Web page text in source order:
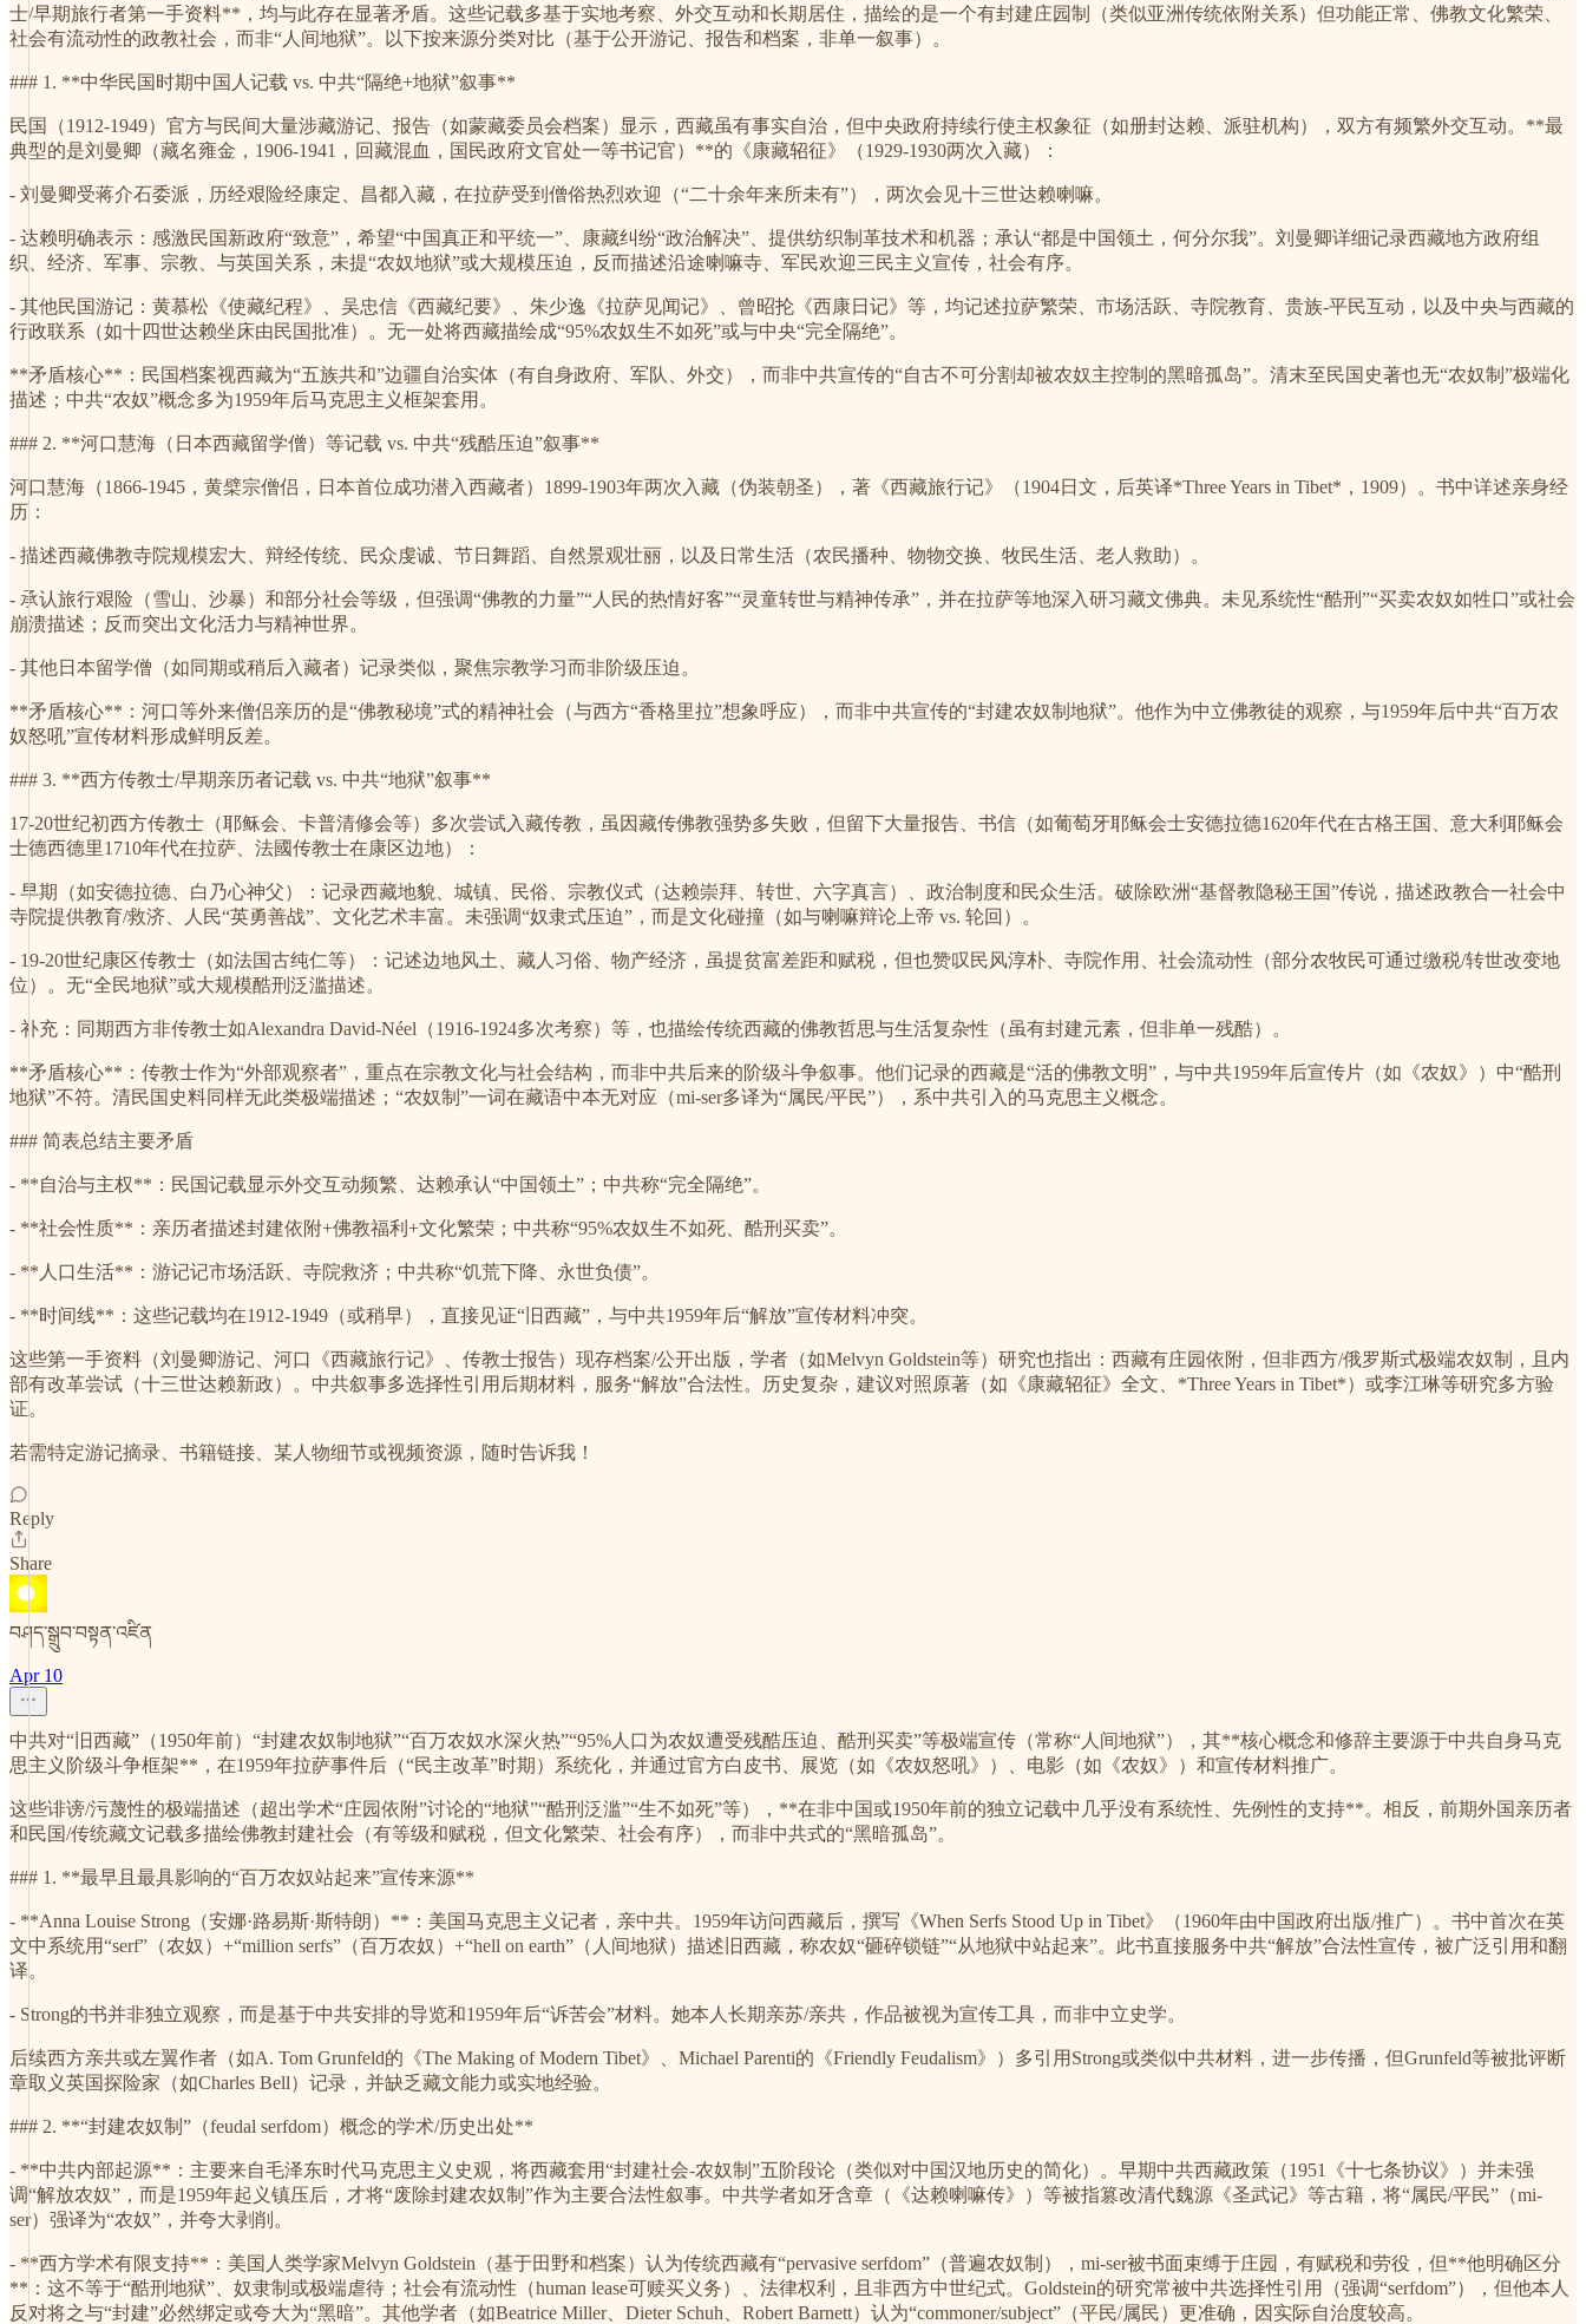
士/早期旅行者第一手资料**，均与此存在显著矛盾。这些记载多基于实地考察、外交互动和长期居住，描绘的是一个有封建庄园制（类似亚洲传统依附关系）但功能正常、佛教文化繁荣、
社会有流动性的政教社会，而非“人间地狱”。以下按来源分类对比（基于公开游记、报告和档案，非单一叙事）。
### 1. **中华民国时期中国人记载 vs. 中共“隔绝+地狱”叙事**
民国（1912-1949）官方与民间大量涉藏游记、报告（如蒙藏委员会档案）显示，西藏虽有事实自治，但中央政府持续行使主权象征（如册封达赖、派驻机构），双方有频繁外交互动。**最
典型的是刘曼卿（藏名雍金，1906-1941，回藏混血，国民政府文官处一等书记官）**的《康藏轺征》（1929-1930两次入藏）：
- 刘曼卿受蒋介石委派，历经艰险经康定、昌都入藏，在拉萨受到僧俗热烈欢迎（“二十余年来所未有”），两次会见十三世达赖喇嘛。
- 达赖明确表示：感激民国新政府“致意”，希望“中国真正和平统一”、康藏纠纷“政治解决”、提供纺织制革技术和机器；承认“都是中国领土，何分尔我”。刘曼卿详细记录西藏地方政府组
织、经济、军事、宗教、与英国关系，未提“农奴地狱”或大规模压迫，反而描述沿途喇嘛寺、军民欢迎三民主义宣传，社会有序。
- 其他民国游记：黄慕松《使藏纪程》、吴忠信《西藏纪要》、朱少逸《拉萨见闻记》、曾昭抡《西康日记》等，均记述拉萨繁荣、市场活跃、寺院教育、贵族-平民互动，以及中央与西藏的
行政联系（如十四世达赖坐床由民国批准）。无一处将西藏描绘成“95%农奴生不如死”或与中央“完全隔绝”。
**矛盾核心**：民国档案视西藏为“五族共和”边疆自治实体（有自身政府、军队、外交），而非中共宣传的“自古不可分割却被农奴主控制的黑暗孤岛”。清末至民国史著也无“农奴制”极端化
描述；中共“农奴”概念多为1959年后马克思主义框架套用。
### 2. **河口慧海（日本西藏留学僧）等记载 vs. 中共“残酷压迫”叙事**
河口慧海（1866-1945，黄檗宗僧侣，日本首位成功潜入西藏者）1899-1903年两次入藏（伪装朝圣），著《西藏旅行记》（1904日文，后英译*Three Years in Tibet*，1909）。书中详述亲身经
历：
- 描述西藏佛教寺院规模宏大、辩经传统、民众虔诚、节日舞蹈、自然景观壮丽，以及日常生活（农民播种、物物交换、牧民生活、老人救助）。
- 承认旅行艰险（雪山、沙暴）和部分社会等级，但强调“佛教的力量”“人民的热情好客”“灵童转世与精神传承”，并在拉萨等地深入研习藏文佛典。未见系统性“酷刑”“买卖农奴如牲口”或社会
崩溃描述；反而突出文化活力与精神世界。
- 其他日本留学僧（如同期或稍后入藏者）记录类似，聚焦宗教学习而非阶级压迫。
**矛盾核心**：河口等外来僧侣亲历的是“佛教秘境”式的精神社会（与西方“香格里拉”想象呼应），而非中共宣传的“封建农奴制地狱”。他作为中立佛教徒的观察，与1959年后中共“百万农
奴怒吼”宣传材料形成鲜明反差。
### 3. **西方传教士/早期亲历者记载 vs. 中共“地狱”叙事**
17-20世纪初西方传教士（耶稣会、卡普清修会等）多次尝试入藏传教，虽因藏传佛教强势多失败，但留下大量报告、书信（如葡萄牙耶稣会士安德拉德1620年代在古格王国、意大利耶稣会
士德西德里1710年代在拉萨、法國传教士在康区边地）：
- 早期（如安德拉德、白乃心神父）：记录西藏地貌、城镇、民俗、宗教仪式（达赖崇拜、转世、六字真言）、政治制度和民众生活。破除欧洲“基督教隐秘王国”传说，描述政教合一社会中
寺院提供教育/救济、人民“英勇善战”、文化艺术丰富。未强调“奴隶式压迫”，而是文化碰撞（如与喇嘛辩论上帝 vs. 轮回）。
- 19-20世纪康区传教士（如法国古纯仁等）：记述边地风土、藏人习俗、物产经济，虽提贫富差距和赋税，但也赞叹民风淳朴、寺院作用、社会流动性（部分农牧民可通过缴税/转世改变地
位）。无“全民地狱”或大规模酷刑泛滥描述。
- 补充：同期西方非传教士如Alexandra David-Néel（1916-1924多次考察）等，也描绘传统西藏的佛教哲思与生活复杂性（虽有封建元素，但非单一残酷）。
**矛盾核心**：传教士作为“外部观察者”，重点在宗教文化与社会结构，而非中共后来的阶级斗争叙事。他们记录的西藏是“活的佛教文明”，与中共1959年后宣传片（如《农奴》）中“酷刑
地狱”不符。清民国史料同样无此类极端描述；“农奴制”一词在藏语中本无对应（mi-ser多译为“属民/平民”），系中共引入的马克思主义概念。
### 简表总结主要矛盾
- **自治与主权**：民国记载显示外交互动频繁、达赖承认“中国领土”；中共称“完全隔绝”。
- **社会性质**：亲历者描述封建依附+佛教福利+文化繁荣；中共称“95%农奴生不如死、酷刑买卖”。
- **人口生活**：游记记市场活跃、寺院救济；中共称“饥荒下降、永世负债”。
- **时间线**：这些记载均在1912-1949（或稍早），直接见证“旧西藏”，与中共1959年后“解放”宣传材料冲突。
这些第一手资料（刘曼卿游记、河口《西藏旅行记》、传教士报告）现存档案/公开出版，学者（如Melvyn Goldstein等）研究也指出：西藏有庄园依附，但非西方/俄罗斯式极端农奴制，且内
部有改革尝试（十三世达赖新政）。中共叙事多选择性引用后期材料，服务“解放”合法性。历史复杂，建议对照原著（如《康藏轺征》全文、*Three Years in Tibet*）或李江琳等研究多方验
证。
若需特定游记摘录、书籍链接、某人物细节或视频资源，随时告诉我！
Reply
Share
བཤད་སྒྲུབ་བསྟན་འཛིན
Apr 10
中共对“旧西藏”（1950年前）“封建农奴制地狱”“百万农奴水深火热”“95%人口为农奴遭受残酷压迫、酷刑买卖”等极端宣传（常称“人间地狱”），其**核心概念和修辞主要源于中共自身马克
思主义阶级斗争框架**，在1959年拉萨事件后（“民主改革”时期）系统化，并通过官方白皮书、展览（如《农奴怒吼》）、电影（如《农奴》）和宣传材料推广。
这些诽谤/污蔑性的极端描述（超出学术“庄园依附”讨论的“地狱”“酷刑泛滥”“生不如死”等），**在非中国或1950年前的独立记载中几乎没有系统性、先例性的支持**。相反，前期外国亲历者
和民国/传统藏文记载多描绘佛教封建社会（有等级和赋税，但文化繁荣、社会有序），而非中共式的“黑暗孤岛”。
### 1. **最早且最具影响的“百万农奴站起来”宣传来源**
- **Anna Louise Strong（安娜·路易斯·斯特朗）**：美国马克思主义记者，亲中共。1959年访问西藏后，撰写《When Serfs Stood Up in Tibet》（1960年由中国政府出版/推广）。书中首次在英
文中系统用“serf”（农奴）+“million serfs”（百万农奴）+“hell on earth”（人间地狱）描述旧西藏，称农奴“砸碎锁链”“从地狱中站起来”。此书直接服务中共“解放”合法性宣传，被广泛引用和翻
译。
- Strong的书并非独立观察，而是基于中共安排的导览和1959年后“诉苦会”材料。她本人长期亲苏/亲共，作品被视为宣传工具，而非中立史学。
后续西方亲共或左翼作者（如A. Tom Grunfeld的《The Making of Modern Tibet》、Michael Parenti的《Friendly Feudalism》）多引用Strong或类似中共材料，进一步传播，但Grunfeld等被批评断
章取义英国探险家（如Charles Bell）记录，并缺乏藏文能力或实地经验。
### 2. **“封建农奴制”（feudal serfdom）概念的学术/历史出处**
- **中共内部起源**：主要来自毛泽东时代马克思主义史观，将西藏套用“封建社会-农奴制”五阶段论（类似对中国汉地历史的简化）。早期中共西藏政策（1951《十七条协议》）并未强
调“解放农奴”，而是1959年起义镇压后，才将“废除封建农奴制”作为主要合法性叙事。中共学者如牙含章（《达赖喇嘛传》）等被指篡改清代魏源《圣武记》等古籍，将“属民/平民”（mi-
ser）强译为“农奴”，并夸大剥削。
- **西方学术有限支持**：美国人类学家Melvyn Goldstein（基于田野和档案）认为传统西藏有“pervasive serfdom”（普遍农奴制），mi-ser被书面束缚于庄园，有赋税和劳役，但**他明确区分
**：这不等于“酷刑地狱”、奴隶制或极端虐待；社会有流动性（human lease可赎买义务）、法律权利，且非西方中世纪式。Goldstein的研究常被中共选择性引用（强调“serfdom”），但他本人
反对将之与“封建”必然绑定或夸大为“黑暗”。其他学者（如Beatrice Miller、Dieter Schuh、Robert Barnett）认为“commoner/subject”（平民/属民）更准确，因实际自治度较高。